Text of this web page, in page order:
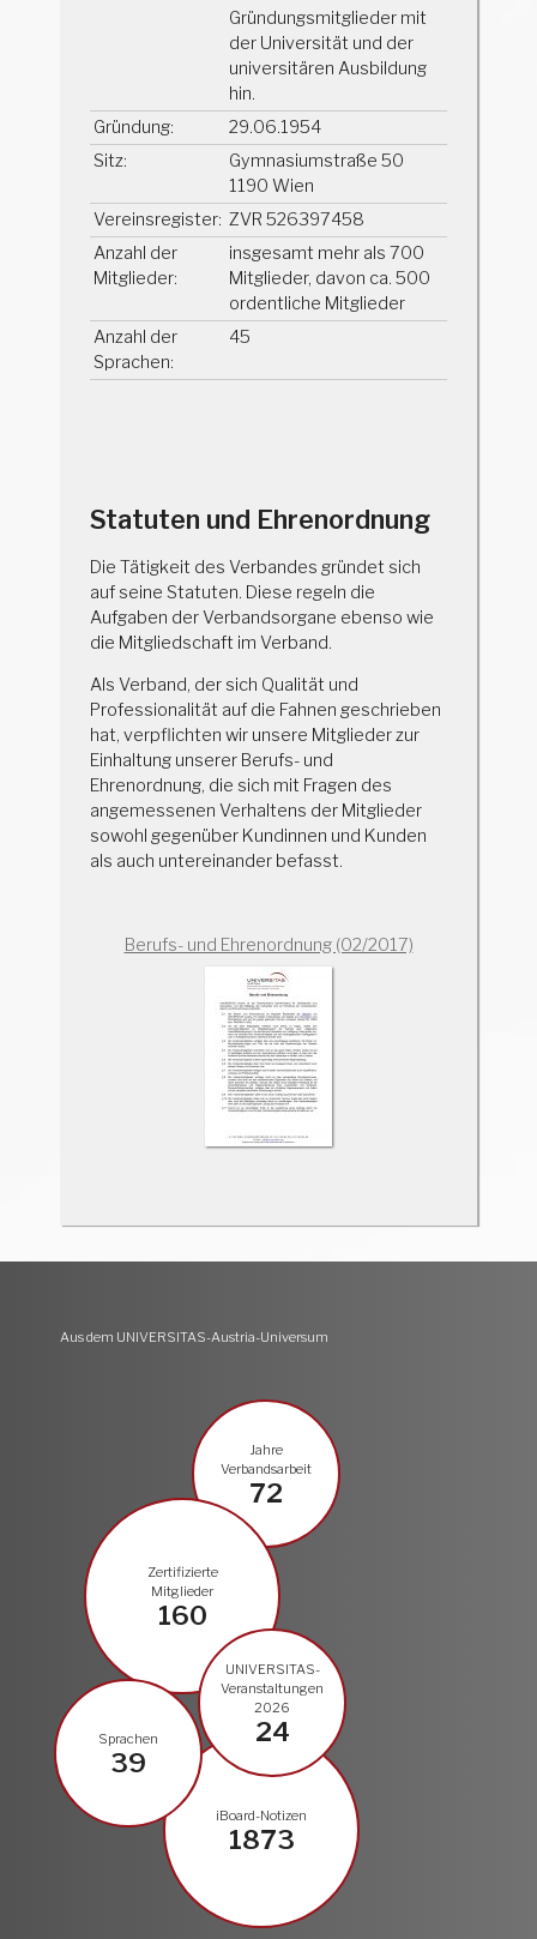
Gründungsmitglieder mit
der Universität und der
universitären Ausbildung
hin.
Gründung:
29.06.1954
Sitz:
Gymnasiumstraße 50
1190 Wien
Vereinsregister: ZVR 526397458
Anzahl der
Mitglieder:
insgesamt mehr als 700
Mitglieder, davon ca. 500
ordentliche Mitglieder
Anzahl der
Sprachen:
45
Statuten und Ehrenordnung
Die Tätigkeit des Verbandes gründet sich
auf seine Statuten. Diese regeln die
Aufgaben der Verbandsorgane ebenso wie
die Mitgliedschaft im Verband.
Als Verband, der sich Qualität und
Professionalität auf die Fahnen geschrieben
hat, verpflichten wir unsere Mitglieder zur
Einhaltung unserer Berufs- und
Ehrenordnung, die sich mit Fragen des
angemessenen Verhaltens der Mitglieder
sowohl gegenüber Kundinnen und Kunden
als auch untereinander befasst.
Berufs- und Ehrenordnung (02/2017)
Aus dem UNIVERSITAS-Austria-Universum
Jahre
Verbandsarbeit
72
Sprachen
39
Zertifizierte
Mitglieder
160
UNIVERSITAS-
Veranstaltungen
2026
24
iBoard-Notizen
1873